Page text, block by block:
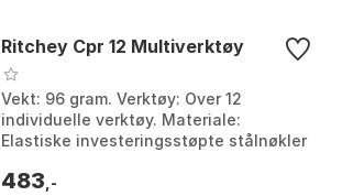
Ritchey Cpr 12 Multiverktøy
Vekt: 96 gram. Verktøy: Over 12
individuelle verktøy. Materiale:
Elastiske investeringsstøpte stålnøkler
Kompakt 2x3- design. ...
483 ,-